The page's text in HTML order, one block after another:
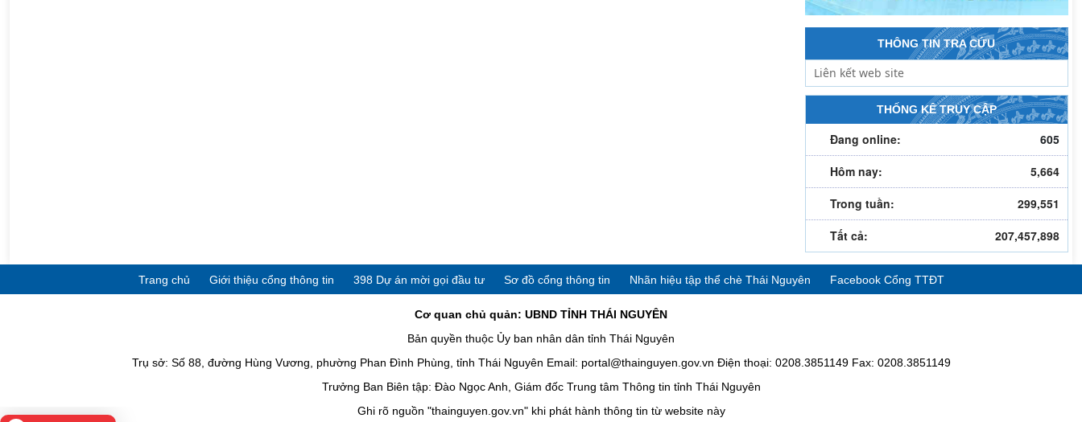
THÔNG TIN TRA CỨU
THỐNG KÊ TRUY CẬP
Đang online:
605
Hôm nay:
5,664
Trong tuần:
299,551
Tất cả:
207,457,898
Trang chủ Giới thiệu cổng thông tin 398 Dự án mời gọi đầu tư Sơ đồ cổng thông tin Nhãn hiệu tập thể chè Thái Nguyên Facebook Cổng TTĐT
Cơ quan chủ quản: UBND TỈNH THÁI NGUYÊN
Bản quyền thuộc Ủy ban nhân dân tỉnh Thái Nguyên
Trụ sở: Số 88, đường Hùng Vương, phường Phan Đình Phùng, tỉnh Thái Nguyên Email: portal@thainguyen.gov.vn Điện thoại: 0208.3851149 Fax: 0208.3851149
Trưởng Ban Biên tập: Đào Ngọc Anh, Giám đốc Trung tâm Thông tin tỉnh Thái Nguyên
Ghi rõ nguồn "thainguyen.gov.vn" khi phát hành thông tin từ website này